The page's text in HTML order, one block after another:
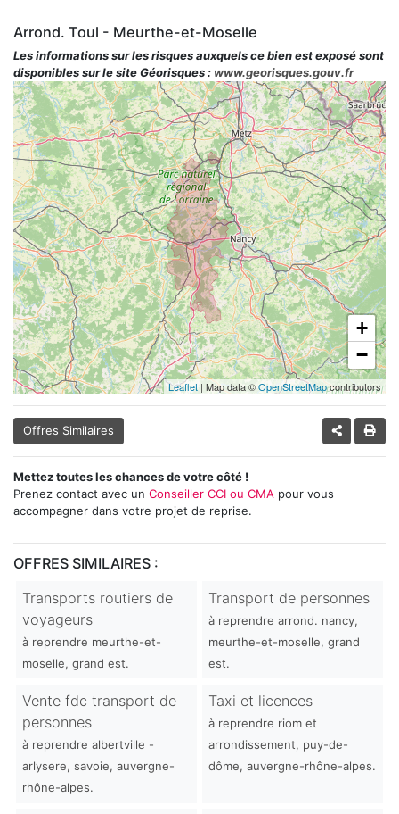
Arrond. Toul - Meurthe-et-Moselle
Les informations sur les risques auxquels ce bien est exposé sont
disponibles sur le site Géorisques : www.georisques.gouv.fr
+
−
Leaflet | Map data ©OpenStreetMapcontributors
Offres Similaires
Mettez toutes les chances de votre côté !
Prenez contact avec un Conseiller CCI ou CMA pour vous
accompagner dans votre projet de reprise.
OFFRES SIMILAIRES :
Transports routiers de
voyageurs
à reprendre meurthe-et-
moselle, grand est.
Transport de personnes
à reprendre arrond. nancy,
meurthe-et-moselle, grand
est.
Vente fdc transport de
personnes
à reprendre albertville -
arlysere, savoie, auvergne-
rhône-alpes.
Taxi et licences
à reprendre riom et
arrondissement, puy-de-
dôme, auvergne-rhône-alpes.